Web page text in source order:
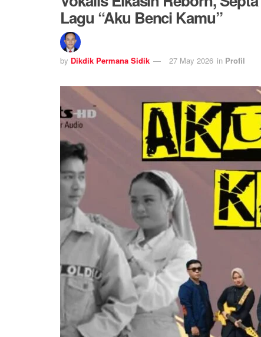
Lagu “Aku Benci Kamu”
by Dikdik Permana Sidik 27 May 2026 in Profil